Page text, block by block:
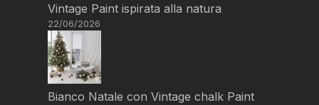
Vintage Paint ispirata alla natura
22/06/2026
Bianco Natale con Vintage chalk Paint